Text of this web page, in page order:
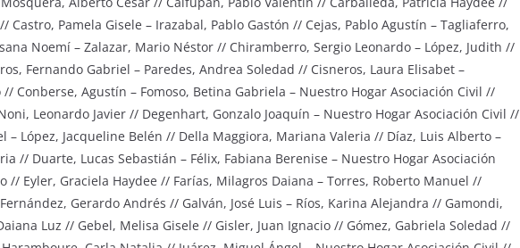
Castro, Pamela Gisele – Irazabal, Pablo Gastón // Cejas, Pablo Agustín – Tagliaferro,
Noemí – Zalazar, Mario Néstor // Chiramberro, Sergio Leonardo – López, Judith //
Fernando Gabriel – Paredes, Andrea Soledad // Cisneros, Laura Elisabet –
Conberse, Agustín – Fomoso, Betina Gabriela – Nuestro Hogar Asociación Civil //
Leonardo Javier // Degenhart, Gonzalo Joaquín – Nuestro Hogar Asociación Civil //
– López, Jacqueline Belén // Della Maggiora, Mariana Valeria // Díaz, Luis Alberto –
// Duarte, Lucas Sebastián – Félix, Fabiana Berenise – Nuestro Hogar Asociación
// Eyler, Graciela Haydee // Farías, Milagros Daiana – Torres, Roberto Manuel //
Gerardo Andrés // Galván, José Luis – Ríos, Karina Alejandra // Gamondi,
Luz // Gebel, Melisa Gisele // Gisler, Juan Ignacio // Gómez, Gabriela Soledad //